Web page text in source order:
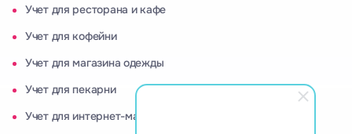
Учет для ресторана и кафе
Учет для кофейни
Учет для магазина одежды
Учет для пекарни
Учет для интернет-магазина